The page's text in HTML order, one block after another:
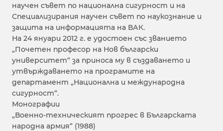
научен съвет по национална сигурност и на
Специализирания научен съвет по наукознание и
защита на информацията на ВАК.
На 24 януари 2012 г. е удостоен със званието
„Почетен професор на Нов български
университет“ за приноса му в създаването и
утвърждаването на програмите на
департамент „Национална и международна
сигурност“.
Монографии
„Военно-техническият прогрес в Българската
народна армия“ (1988)